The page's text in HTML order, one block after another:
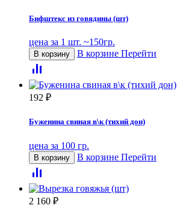
Бифштекс из говядины (шт)
цена за 1 шт. ~150гр.
В корзину В корзине Перейти
192 ₽
Буженина свиная в\к (тихий дон)
цена за 100 гр.
В корзину В корзине Перейти
2 160 ₽